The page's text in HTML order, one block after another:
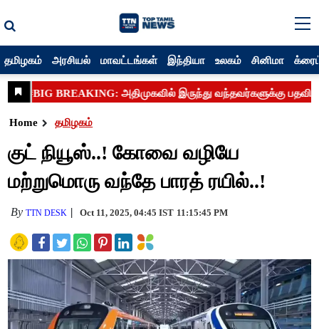
தமிழகம் அரசியல் மாவட்டங்கள் இந்தியா உலகம் சினிமா
Home தமிழகம்
குட் நியூஸ்..! கோவை வழியே
மற்றுமொரு வந்தே பாரத் ரயில்..!
ByTTN DESK Oct 11, 2025, 04:45 IST 11:15:45 PM